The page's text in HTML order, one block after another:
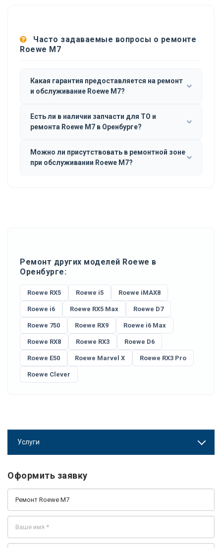
Часто задаваемые вопросы о ремонте
Roewe M7
Какая гарантия предоставляется на ремонт
и обслуживание Roewe M7?
Есть ли в наличии запчасти для ТО и
ремонта Roewe M7 в Оренбурге?
Можно ли присутствовать в ремонтной зоне
при обслуживании Roewe M7?
Ремонт других моделей Roewe в
Оренбурге:
Roewe RX5 Roewe i5 Roewe iMAX8
Roewe i6 Roewe RX5 Max Roewe D7
Roewe 750 Roewe RX9 Roewe i6 Max
Roewe RX8 Roewe RX3 Roewe D6
Roewe E50 Roewe Marvel X Roewe RX3 Pro
Roewe Clever
Услуги
Оформить заявку